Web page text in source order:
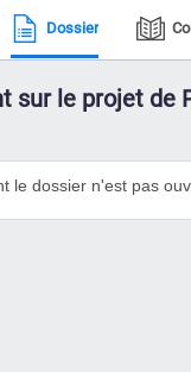
Dossier
sur le projet de
le dossier n'est pas